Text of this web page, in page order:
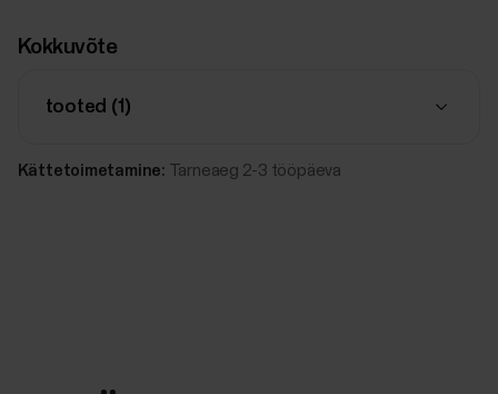
Kokkuvõte
tooted (1 )
Kättetoimetamine: Tarneaeg 2-3 tööpäeva